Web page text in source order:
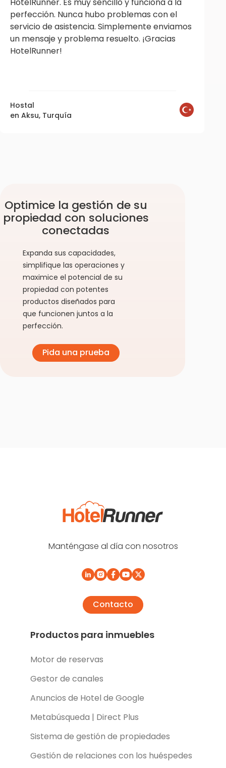
perfección. Nunca hubo problemas con el
servicio de asistencia. Simplemente enviamos
un mensaje y problema resuelto. ¡Gracias
HotelRunner!
Hostal
en Aksu, Turquía
Optimice la gestión de su
propiedad con soluciones
conectadas
Expanda sus capacidades,
simplifique las operaciones y
maximice el potencial de su
propiedad con potentes
productos diseñados para
que funcionen juntos a la
perfección.
Pida una prueba
Manténgase al día con nosotros
Contacto
Productos para inmuebles
Motor de reservas
Gestor de canales
Anuncios de Hotel de Google
Metabúsqueda | Direct Plus
Sistema de gestión de propiedades
Gestión de relaciones con los huéspedes